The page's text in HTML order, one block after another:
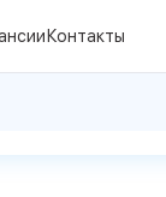
Контакты